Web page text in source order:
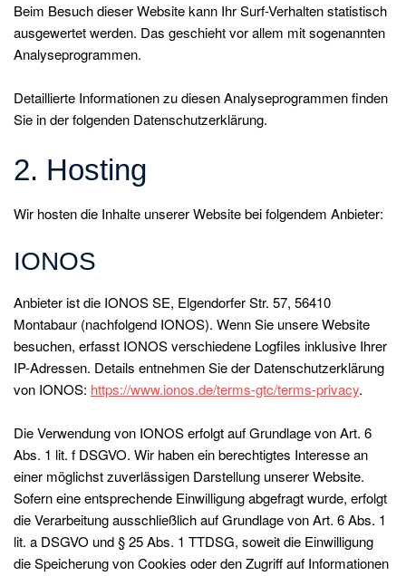
Beim Besuch dieser Website kann Ihr Surf-Verhalten statistisch
ausgewertet werden. Das geschieht vor allem mit sogenannten
Analyseprogrammen.
Detaillierte Informationen zu diesen Analyseprogrammen finden
Sie in der folgenden Datenschutzerklärung.
2. Hosting
Wir hosten die Inhalte unserer Website bei folgendem Anbieter:
IONOS
Anbieter ist die IONOS SE, Elgendorfer Str. 57, 56410
Montabaur (nachfolgend IONOS). Wenn Sie unsere Website
besuchen, erfasst IONOS verschiedene Logfiles inklusive Ihrer
IP-Adressen. Details entnehmen Sie der Datenschutzerklärung
von IONOS: https://www.ionos.de/terms-gtc/terms-privacy.
Die Verwendung von IONOS erfolgt auf Grundlage von Art. 6
Abs. 1 lit. f DSGVO. Wir haben ein berechtigtes Interesse an
einer möglichst zuverlässigen Darstellung unserer Website.
Sofern eine entsprechende Einwilligung abgefragt wurde, erfolgt
die Verarbeitung ausschließlich auf Grundlage von Art. 6 Abs. 1
lit. a DSGVO und § 25 Abs. 1 TTDSG, soweit die Einwilligung
die Speicherung von Cookies oder den Zugriff auf Informationen